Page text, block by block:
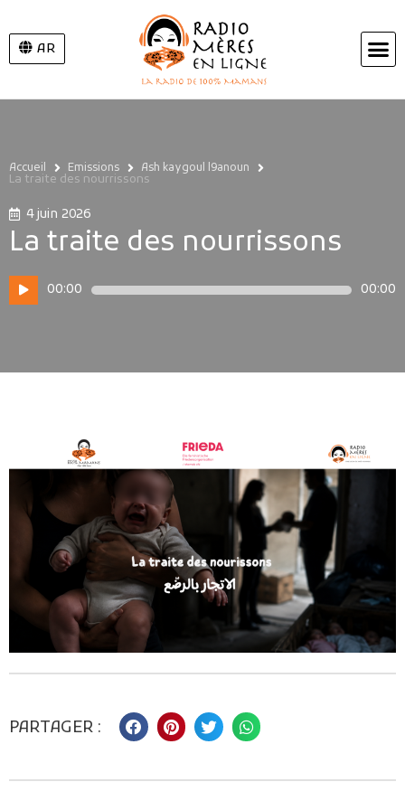
AR
Accueil Emissions Ash kaygoul l9anoun
La traite des nourrissons
4 juin 2026
La traite des nourrissons
Lecteur
audio
00:00 00:00
PARTAGER :